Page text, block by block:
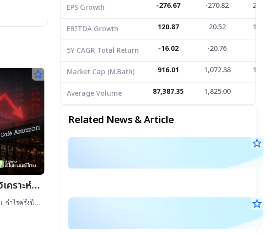
star_border
คราะห์ยัง
กำไรครึ่งปี
บรกฯ ยังแนะ
Average Volume
87,387.35 1,825.00
EPS Growth -276.67 -270.82
EBITDA Growth 120.87 20.52
5Y CAGR Total Return -16.02 -20.76
Market Cap (M.Bath) 916.01 1,072.38
Average Volume 87,387.35 1,825.00
Related News & Article
star_border
star_border